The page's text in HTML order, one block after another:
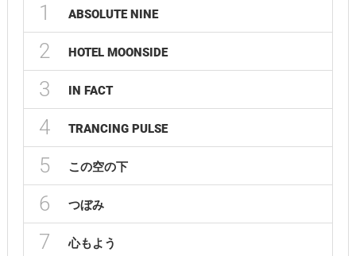
1 ABSOLUTE NINE
2 HOTEL MOONSIDE
3 IN FACT
4 TRANCING PULSE
5 この空の下
6 つぼみ
7 心もよう